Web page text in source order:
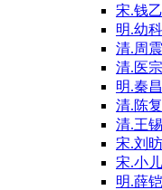
宋.钱
明.幼
清.周
清.医
明.秦
清.陈
清.王
宋.刘
宋.小
明.薛